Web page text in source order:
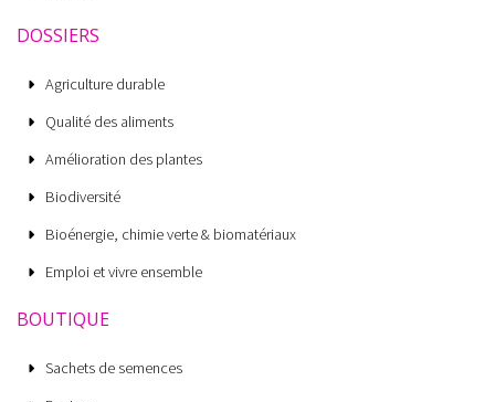
DOSSIERS
Agriculture durable
Qualité des aliments
Amélioration des plantes
Biodiversité
Bioénergie, chimie verte & biomatériaux
Emploi et vivre ensemble
BOUTIQUE
Sachets de semences